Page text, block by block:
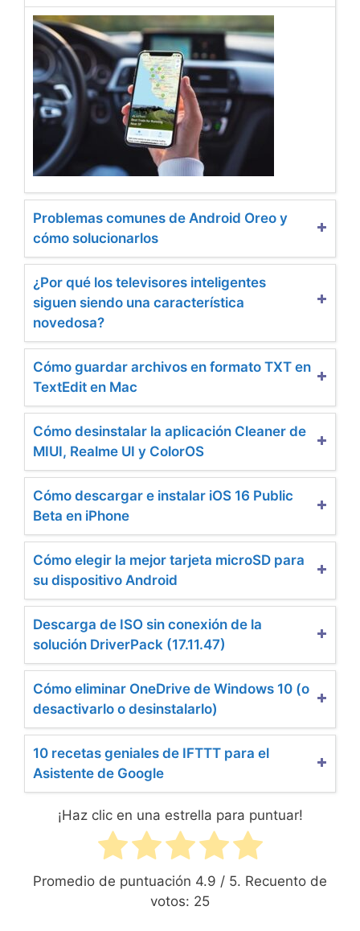
Problemas comunes de Android Oreo y
cómo solucionarlos
¿Por qué los televisores inteligentes
siguen siendo una característica
novedosa?
Cómo guardar archivos en formato TXT en
TextEdit en Mac
Cómo desinstalar la aplicación Cleaner de
MIUI, Realme UI y ColorOS
Cómo descargar e instalar iOS 16 Public
Beta en iPhone
Cómo elegir la mejor tarjeta microSD para
su dispositivo Android
Descarga de ISO sin conexión de la
solución DriverPack (17.11.47)
Cómo eliminar OneDrive de Windows 10 (o
desactivarlo o desinstalarlo)
10 recetas geniales de IFTTT para el
Asistente de Google
¡Haz clic en una estrella para puntuar!
Promedio de puntuación 4.9 / 5. Recuento de
votos: 25